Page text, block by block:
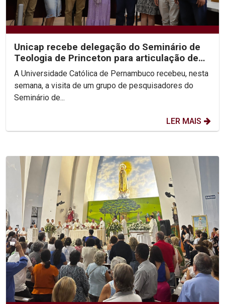
Unicap recebe delegação do Seminário de
Teologia de Princeton para articulação de
congresso...
A Universidade Católica de Pernambuco recebeu, nesta
semana, a visita de um grupo de pesquisadores do
Seminário de...
LER MAIS